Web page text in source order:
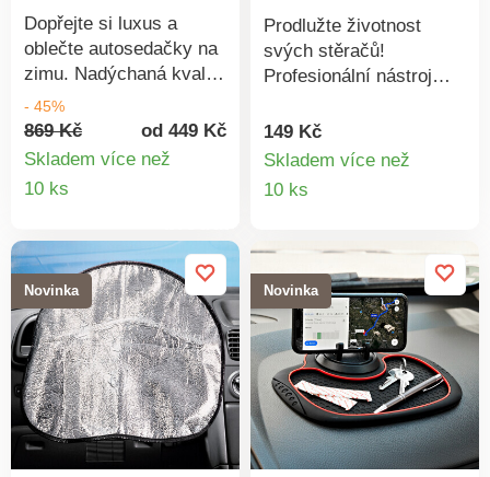
Dopřejte si luxus a
oblečte autosedačky na
zimu. Nadýchaná kvalita
plyše zajišťuje příjemné
teplo a pohodlí při jízdě.
Vhodné pro všechny
Přesahuje přes hlavové
upevnění. Lze prát. sada
2 ks.
- 45%
869 Kč
od 449 Kč
Skladem více než
10 ks
Prodlužte životnost
svých stěračů!
Profesionální nástroj
část gumového okraje a
vytvoří nový ostrý okraj
čistý výhled. Tím
zbytečný odpad! Oprava
stěračů během několika
vteřin. Šetří náklady za
nákup nových. Pro
stěrače všech značek.
Snižuje množství
odpadu – šetrné k
životnímu prostředí.
Jednoduché používání.
149 Kč
Skladem více než
10 ks
Novinka Novinka